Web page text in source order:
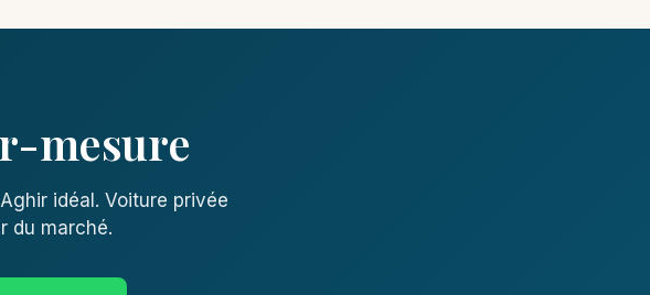
mesure
idéal. Voiture privée
du marché.